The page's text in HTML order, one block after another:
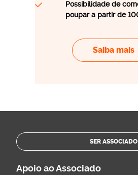
Possibilidade de
poupar a partir de
Saiba mais
SER ASSOCIADO
Apoio ao Associado